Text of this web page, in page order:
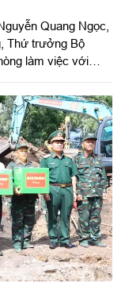
Quang Ngọc,
Thứ trưởng Bộ
làm việc với
Đặng Văn Lẫm, Ủy
khu tiếp đoàn.